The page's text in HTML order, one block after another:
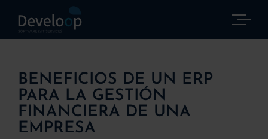
BENEFICIOS DE UN ERP
PARA LA GESTIÓN
FINANCIERA DE UNA
EMPRESA